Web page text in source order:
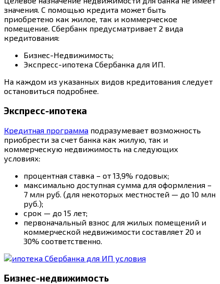
значения. С помощью кредита может быть
приобретено как жилое, так и коммерческое
помещение. Сбербанк предусматривает 2 вида
кредитования:
Бизнес-Недвижимость;
Экспресс-ипотека Сбербанка для ИП.
На каждом из указанных видов кредитования следует
остановиться подробнее.
Экспресс-ипотека
Кредитная программа подразумевает возможность
приобрести за счет банка как жилую, так и
коммерческую недвижимость на следующих
условиях:
процентная ставка – от 13,9% годовых;
максимально доступная сумма для оформления –
7 млн руб. (для некоторых местностей — до 10 млн
руб.);
срок — до 15 лет;
первоначальный взнос для жилых помещений и
коммерческой недвижимости составляет 20 и
30% соответственно.
Бизнес-недвижимость